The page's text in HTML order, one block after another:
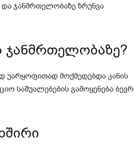
ჯანმრთელობაზე ზრუნვა
ჯანმრთელობაზე?
უარყოფითად მოქმედებდა კანის
საშუალებების გამოყენება ბევრ